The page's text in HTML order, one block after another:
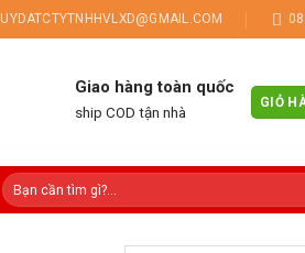
Giao hàng toàn quốc
ship COD tận nhà
GIỎ